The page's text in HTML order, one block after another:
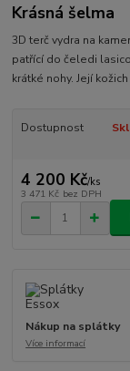
Krásná šelma
3D terč vydra na
patřící do čeledi
krátké nohy. Její
Dostupnost
4 200 Kč/ks
3 471 Kč bez DPH
Nákup na splátky
Více informací